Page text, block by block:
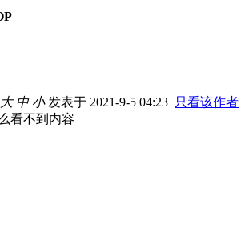
大 中 小发表于 2021-9-5 04:23 只看该作者
看不到内容